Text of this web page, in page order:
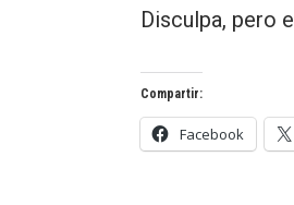
Disculpa, pero
Compartir:
Facebook